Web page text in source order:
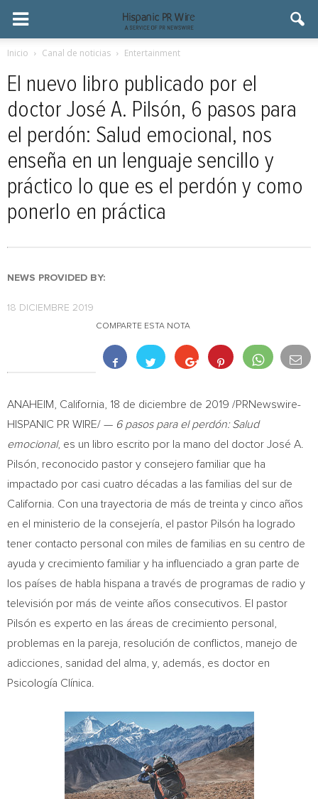
Inicio Canal de noticias Entertainment
El nuevo libro publicado por el
doctor José A. Pilsón, 6 pasos para
el perdón: Salud emocional, nos
enseña en un lenguaje sencillo y
práctico lo que es el perdón y como
ponerlo en práctica
NEWS PROVIDED BY:
18 DICIEMBRE 2019
COMPARTE ESTA NOTA
ANAHEIM, California , 18 de diciembre de 2019 /PRNewswire-
HISPANIC PR WIRE/ — 6 pasos para el perdón: Salud
emocional, es un libro escrito por la mano del doctor José A.
Pilsón, reconocido pastor y consejero familiar que ha
impactado por casi cuatro décadas a las familias del sur de
California . Con una trayectoria de más de treinta y cinco años
en el ministerio de la consejería, el pastor Pilsón ha logrado
tener contacto personal con miles de familias en su centro de
ayuda y crecimiento familiar y ha influenciado a gran parte de
los países de habla hispana a través de programas de radio y
televisión por más de veinte años consecutivos. El pastor
Pilsón es experto en las áreas de crecimiento personal,
problemas en la pareja, resolución de conflictos, manejo de
adicciones, sanidad del alma, y, además, es doctor en
Psicología Clínica.